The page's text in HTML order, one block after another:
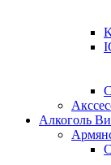
Алкоголь